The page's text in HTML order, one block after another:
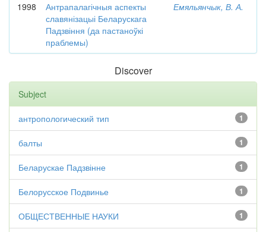
1998
Антрапалагічныя аспекты
славянізацыі Беларускага
Падзвіння (да пастаноўкі
праблемы)
Емяльянчык, В. А.
Discover
Subject
1
антропологический тип
1
балты
1
Беларускае Падзвінне
1
Белорусское Подвинье
1
ОБЩЕСТВЕННЫЕ НАУКИ